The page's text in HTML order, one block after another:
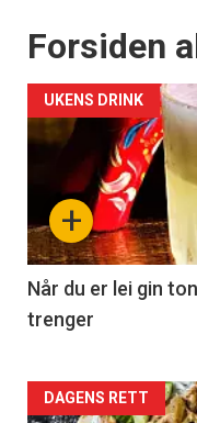
Forsiden
+
UKENS DRINK
Når du er lei gin
trenger
Forsiden
DAGENS RETT